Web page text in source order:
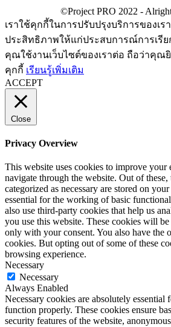
เราใช้คุกกี้ในการปรับปรุงบริการของเร
ประสิทธิภาพให้แก่ประสบการณ์การเรี
คุณใช้งานเว็บไซต์ของเราต่อ ถือว่าคุณ
คุกกี้ เรียนรู้เพิ่มเติม
ACCEPT
Close
Privacy Overview
This website uses cookies to improve your
navigate through the website. Out of these,
categorized as necessary are stored on
essential for the working of basic
also use third-party cookies that help us
you use this website. These cookies will
only with your consent. You also have the
cookies. But opting out of some of these
browsing experience.
Necessary
Necessary
Always Enabled
Necessary cookies are absolutely essential
function properly. These cookies ensure
security features of the website,